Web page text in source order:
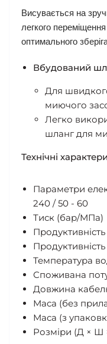
Висувається на
легкого
оптимального
Вбудований
Для
миючого
Легко
шланг для
Технічні
Параметри
240 / 50 - 60
Тиск (бар/МПа)
Температура
Споживана
Довжина
Маса (без
Маса (з
Розміри (Д × Ш